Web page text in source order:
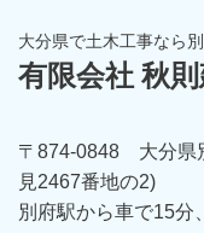
大分県で土木工事なら
有限会社 秋
〒874-0848 大分県
見2467番地の2)
別府駅から車で15分